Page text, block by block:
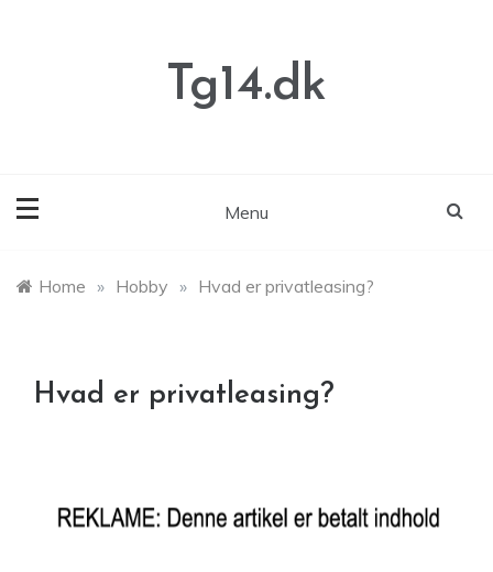
Tg14.dk
Menu
Home » Hobby » Hvad er privatleasing?
Hvad er privatleasing?